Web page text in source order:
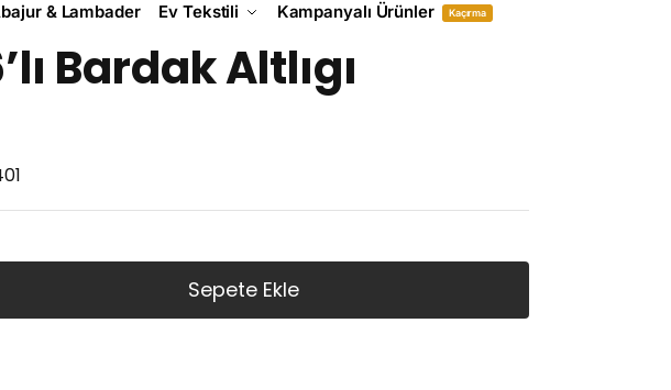
& Lambader Ev Tekstili Kampanyalı Ürünler Kaçırma
Bardak Altlıgı
Sepete Ekle